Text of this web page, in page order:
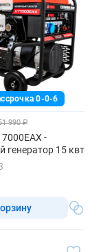
0-0-6
990 ₽
-
генератор 15 квт